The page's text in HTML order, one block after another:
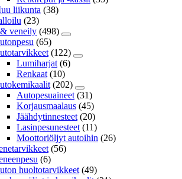
liikunta (38)
(23)
veneily (498)
(65)
(122)
Lumiharjat (6)
Renkaat (10)
(202)
Autopesuaineet (31)
Korjausmaalaus (45)
Jäähdytinnesteet (20)
Lasinpesunesteet (11)
Moottoriöljyt autoihin (26)
(56)
(6)
huoltotarvikkeet (49)